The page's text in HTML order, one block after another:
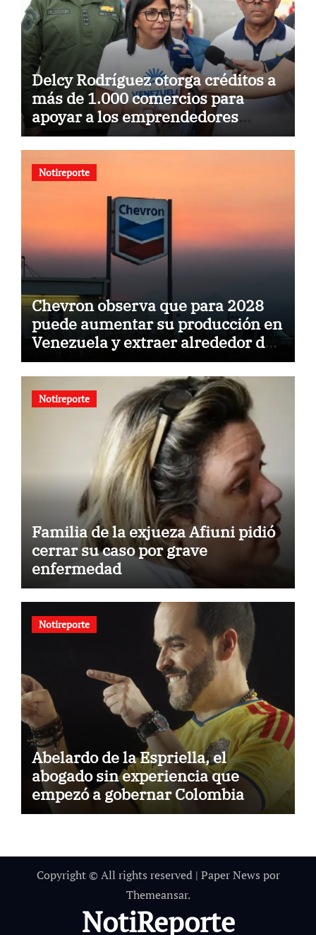
Delcy Rodríguez otorga créditos a
más de 1.000 comercios para
apoyar a los emprendedores
afectados por los terremotos
Notireporte
Chevron observa que para 2028
puede aumentar su producción en
Venezuela y extraer alrededor de
420.000 barriles diarios
Notireporte
Familia de la exjueza Afiuni pidió
cerrar su caso por grave
enfermedad
Notireporte
Abelardo de la Espriella, el
abogado sin experiencia que
empezó a gobernar Colombia
Copyright © All rights reserved | Paper News por
Themeansar.
NotiReporte